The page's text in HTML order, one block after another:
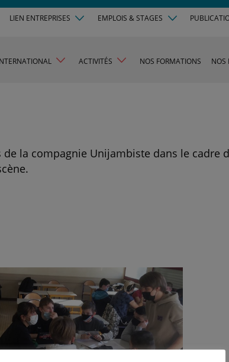
LIEN ENTREPRISES EMPLOIS & STAGES
ACTIVITÉS NOS FORMATIONS NOS
la compagnie Unijambiste dans le cadre